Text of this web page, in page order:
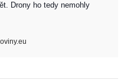
Drony ho tedy nemohly